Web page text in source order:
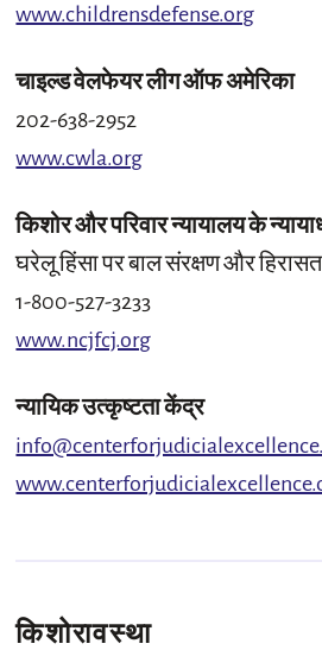
www.childrensdefense.org
चाइल्ड वेलफेयर लीग ऑफ अमेरिका
202-638-2952
www.cwla.org
किशोर और परिवार न्यायालय के
घरेलू हिंसा पर बाल संरक्षण और
1-800-527-3233
www.ncjfcj.org
न्यायिक उत्कृष्टता केंद्र
किशोरावस्‍था